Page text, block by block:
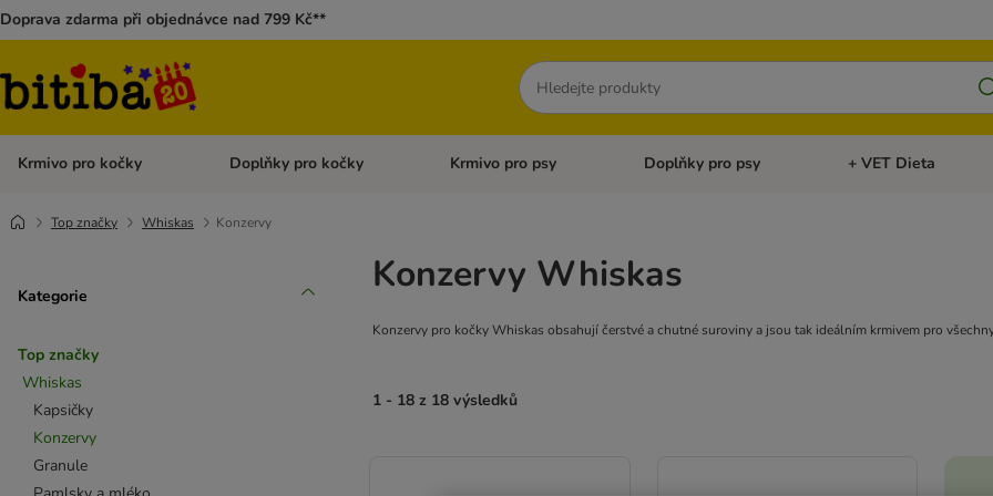
Doprava zdarma při objednávce nad 799 Kč**
Hledat
Krmivo pro kočky Otevřít menu: Krmivo pro kočky
Doplňky pro kočky Otevřít menu: Doplňky pro kočky
Krmivo pro psy Otevřít menu: Krmivo pro psy
Doplňky pro psy Otevřít menu: Doplňky
+ VET Dieta
Top značky Whiskas Konzervy
Kategorie
Top značky
Whiskas
Kapsičky
Konzervy
Granule
Konzervy Whiskas
Konzervy pro kočky Whiskas obsahují čerstvé a chutné suroviny a jsou tak ideálním krmivem pro
1 - 18 z 18 výsledků